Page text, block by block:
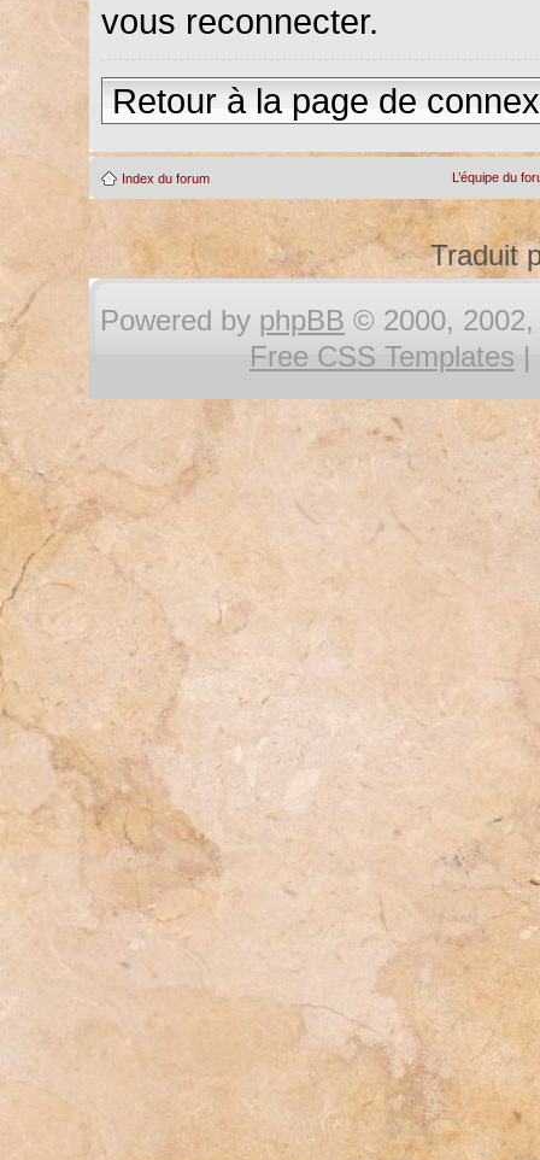
vous reconnecter.
Retour à la page de
Index du forum L’équipe du
Traduit
Powered by phpBB © 2000, 2002,
Free CSS Templates |